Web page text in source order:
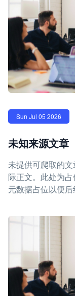
Sun Jul 05 2026
未知来源文章
未提供可爬取的
际正文。此处为
元数据占位以便后